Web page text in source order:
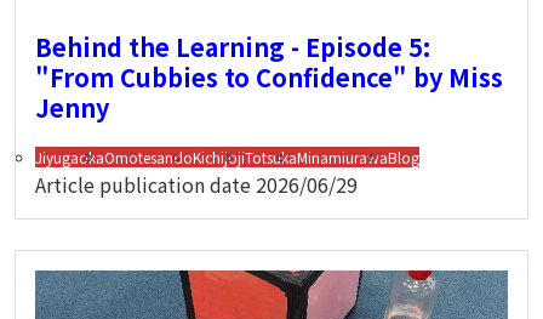
Behind the Learning - Episode 5:
"From Cubbies to Confidence" by Miss
Jenny
JiyugaokaOmotesandoKichijojiTotsukaMinamiurawaBlog
Article publication date 2026/06/29